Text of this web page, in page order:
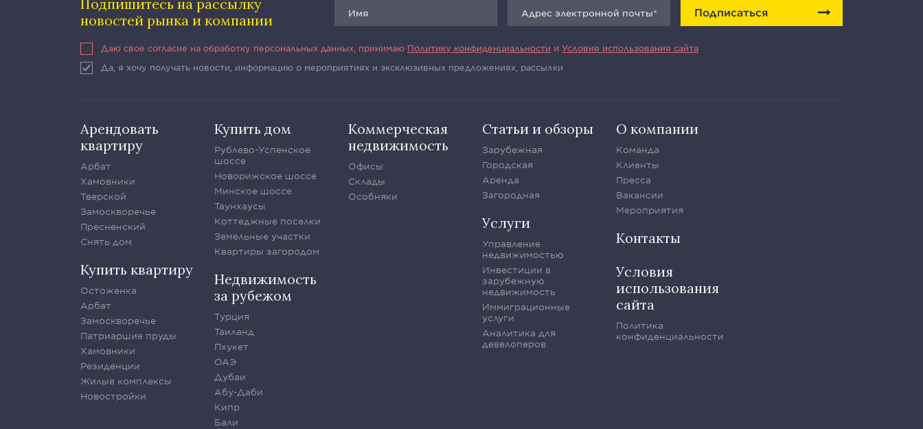
Подпишитесь на рассылку
новостей рынка и компании
Подписаться
Даю свое согласие на обработку персональных данных, принимаю Политику конфиденциальности и Условия использования сайта
Да, я хочу получать новости, информацию о мероприятиях и эксклюзивных предложениях, рассылки
Арендовать
квартиру
Арбат
Хамовники
Тверской
Замоскворечье
Пресненский
Снять дом
Купить квартиру
Остоженка
Арбат
Замоскворечье
Патриаршие пруды
Хамовники
Резиденции
Жилые комплексы
Новостройки
Купить дом
Рублево-Успенское
шоссе
Новорижское шоссе
Минское шоссе
Таунхаусы
Коттеджные поселки
Земельные участки
Квартиры загородом
Недвижимость
за рубежом
Турция
Таиланд
Пхукет
ОАЭ
Дубаи
Абу-Даби
Кипр
Бали
Коммерческая
недвижимость
Офисы
Склады
Особняки
Статьи и обзоры
Зарубежная
Городская
Аренда
Загородная
Услуги
Управление
недвижимостью
Инвестиции в
зарубежную
недвижимость
Иммиграционные
услуги
Аналитика для
девелоперов
О компании
Команда
Клиенты
Пресса
Вакансии
Мероприятия
Контакты
Условия
использования
сайта
Политика
конфиденциальности